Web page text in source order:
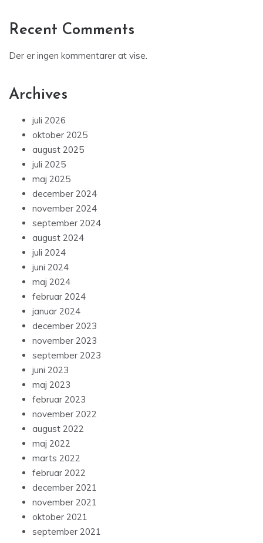
Recent Comments
Der er ingen kommentarer at vise.
Archives
juli 2026
oktober 2025
august 2025
juli 2025
maj 2025
december 2024
november 2024
september 2024
august 2024
juli 2024
juni 2024
maj 2024
februar 2024
januar 2024
december 2023
november 2023
september 2023
juni 2023
maj 2023
februar 2023
november 2022
august 2022
maj 2022
marts 2022
februar 2022
december 2021
november 2021
oktober 2021
september 2021